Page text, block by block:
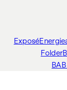
Exposé
Folder